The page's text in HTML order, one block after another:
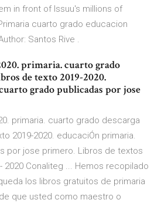
in front of Issuu's millions of
cuarto grado educacion
Santos Rive .
primaria. cuarto grado
de texto 2019-2020.
grado publicadas por jose
primaria. cuarto grado descarga
2019-2020. educaciÓn primaria.
por jose primero. Libros de textos
2020 Conaliteg ... Hemos recopilado
los libros gratuitos de primaria
que usted como maestro o